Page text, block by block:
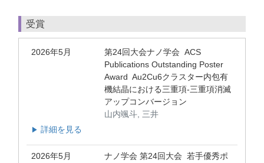
受賞
2026年5月
第24回大会ナノ学会 ACS
Publications Outstanding Poster
Award Au2Cu6クラスター内包有
機結晶における三重項-三重項消滅
アップコンバージョン
山内颯斗, 三井
▶ 詳細を見る
2026年5月
ナノ学会 第24回大会 若手優秀ポ